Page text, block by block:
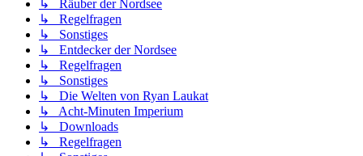
↳ Räuber der Nordsee
↳ Regelfragen
↳ Sonstiges
↳ Entdecker der Nordsee
↳ Regelfragen
↳ Sonstiges
↳ Die Welten von Ryan Laukat
↳ Acht-Minuten Imperium
↳ Downloads
↳ Regelfragen